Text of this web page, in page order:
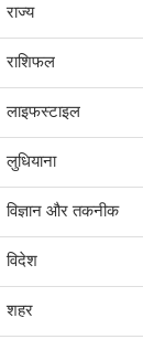
राज्य
राशिफल
लाइफस्टाइल
लुधियाना
विज्ञान और तकनीक
विदेश
शहर